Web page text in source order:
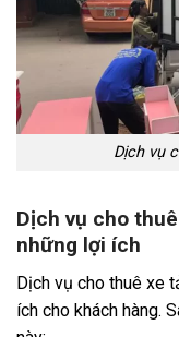
Dịch vụ
Dịch vụ cho thuê
những lợi ích
Dịch vụ cho thuê xe
ích cho khách hàng.